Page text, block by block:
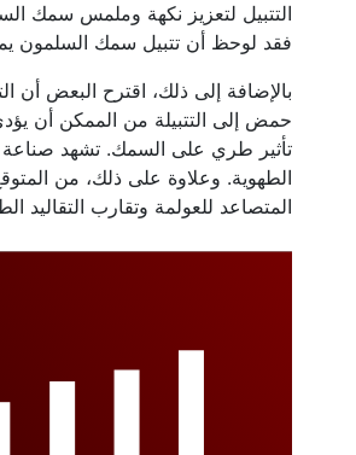
التتبيل لتعزيز نكهة وملمس سمك
فقد لوحظ أن تتبيل سمك السلمون
بالإضافة إلى ذلك، اقترح البعض
حمض إلى التتبيلة من الممكن أن
تأثير طري على السمك. تشهد صناعة
الطهوية. وعلاوة على ذلك، من
المتصاعد للعولمة وتقارب التقاليد